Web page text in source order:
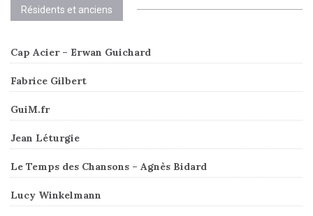
Résidents et anciens
Cap Acier – Erwan Guichard
Fabrice Gilbert
GuiM.fr
Jean Léturgie
Le Temps des Chansons – Agnès Bidard
Lucy Winkelmann